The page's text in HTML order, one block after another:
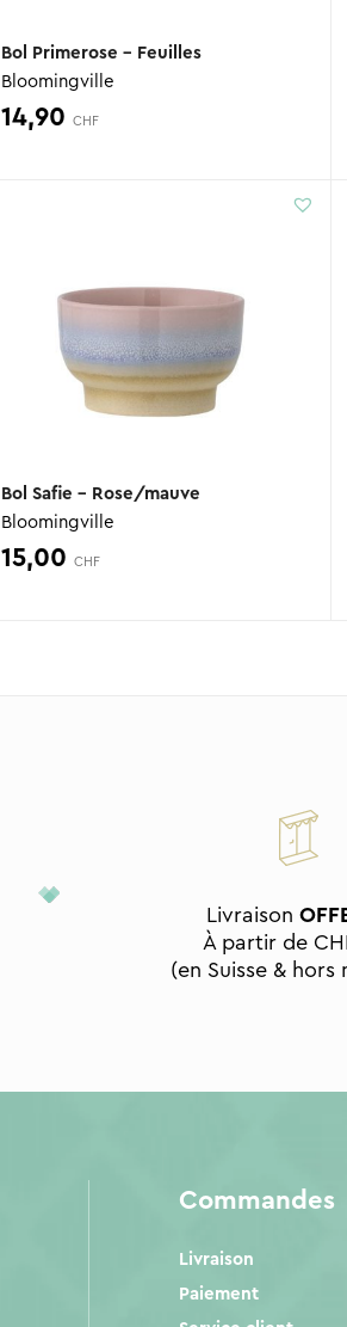
Bol Primerose – Feuilles
Bloomingville
14,90 CHF
Bol Safie – Rose/mauve
Bloomingville
15,00 CHF
Livraison
À partir de
(en Suisse & hors
Commandes
Livraison
Paiement